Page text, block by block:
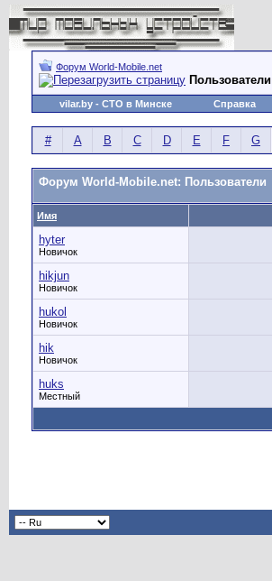
Форум World-Mobile.net
Пользователи
vilar.by - СТО в Минске Справка
# A B C D E F G
Форум World-Mobile.net: Пользователи
Имя
hyter
Новичок
hikjun
Новичок
hukol
Новичок
hik
Новичок
huks
Местный